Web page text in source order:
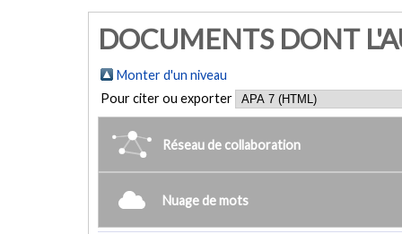
DOCUMENTS DONT
Monter d'un niveau
Pour citer ou exporter
Réseau de collaboration
Nuage de mots